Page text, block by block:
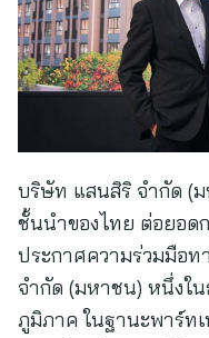
บริษัท แสนสิริ จำกัด (
ชั้นนำของไทย ต่อยอด
ประกาศความร่วมมือท
จำกัด (มหาชน) หนึ่งใ
ภูมิภาค ในฐานะพาร์ท